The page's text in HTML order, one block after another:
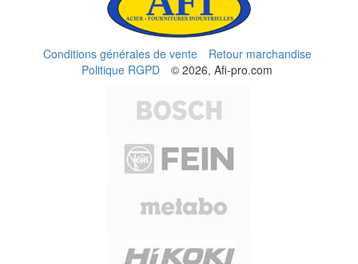
Conditions générales de vente
Retour marchandise
Politique RGPD
© 2026, Afi-pro.com